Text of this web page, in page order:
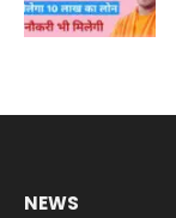
NEWS